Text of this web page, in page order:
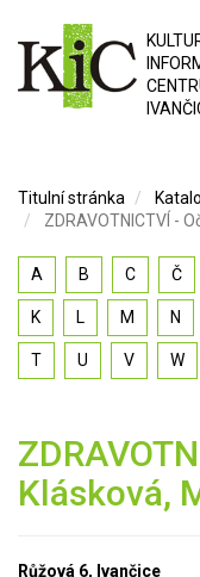
Titulní stránka
ZDRAVOTNICTVÍ -
A B C Č
K L M N
T U V W
Klásková,
Růžová 6, Ivančice